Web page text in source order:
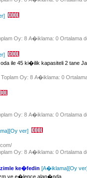
Oy: 8 A�iklama: 0 Ortalama
ile 45 ki�ilik kapasiteli 2 tane
Oy: 8 A�iklama: 0
Oy: 8 A�iklama: 0 Ortalama
[Oy ver]
Oy: 8 A�iklama: 0 Ortalama
ke�fedin [A�iklama][Oy
ve e�lence alan�nda